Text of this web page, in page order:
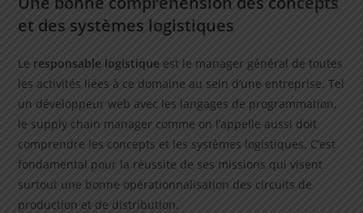
et des systèmes logistiques
Le responsable logistique est le manager général de toutes
les activités liées à ce domaine au sein d’une entreprise. Tel
un développeur web avec les langages de programmation,
le supply chain manager comme on l’appelle aussi doit
comprendre les concepts et les systèmes logistiques. C’est
fondamental pour la réussite de ses missions qui visent
surtout une bonne opérationnalisation des circuits de
production et de distribution.